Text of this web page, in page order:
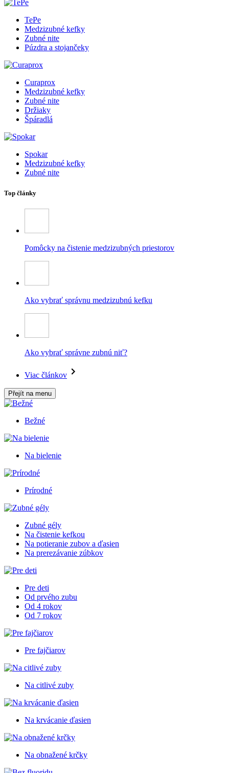
TePe
Medzizubné kefky
Zubné nite
Púzdra a stojančeky
Curaprox
Medzizubné kefky
Zubné nite
Držiaky
Špáradlá
Spokar
Medzizubné kefky
Zubné nite
Top články
Pomôcky na čistenie medzizubných priestorov
Ako vybrať správnu medzizubnú kefku
Ako vybrať správne zubnú niť?
Viac článkov
Přejít na menu
Bežné
Na bielenie
Prírodné
Zubné gély
Na čistenie kefkou
Na potieranie zubov a ďasien
Na prerezávanie zúbkov
Pre deti
Od prvého zubu
Od 4 rokov
Od 7 rokov
Pre fajčiarov
Na citlivé zuby
Na krvácanie ďasien
Na obnažené krčky